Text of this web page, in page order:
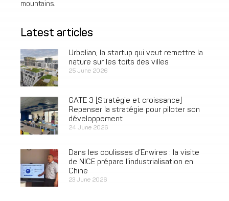
mountains.
Latest articles
Urbelian, la startup qui veut remettre la
nature sur les toits des villes
25 June 2026
GATE 3 [Stratégie et croissance]
Repenser la stratégie pour piloter son
développement
24 June 2026
Dans les coulisses d’Enwires : la visite
de NICE prépare l’industrialisation en
Chine
23 June 2026